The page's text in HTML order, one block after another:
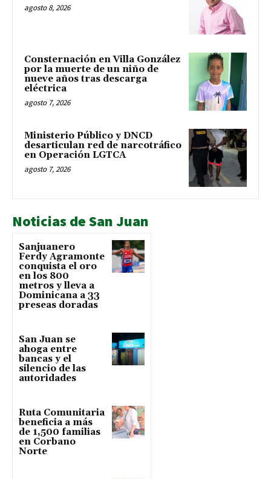
agosto 8, 2026
Consternación en Villa González
por la muerte de un niño de
nueve años tras descarga
eléctrica
agosto 7, 2026
Ministerio Público y DNCD
desarticulan red de narcotráfico
en Operación LGTCA
agosto 7, 2026
Noticias de San Juan
Sanjuanero
Ferdy Agramonte
conquista el oro
en los 800
metros y lleva a
Dominicana a 33
preseas doradas
San Juan se
ahoga entre
bancas y el
silencio de las
autoridades
Ruta Comunitaria
beneficia a más
de 1,500 familias
en Corbano
Norte